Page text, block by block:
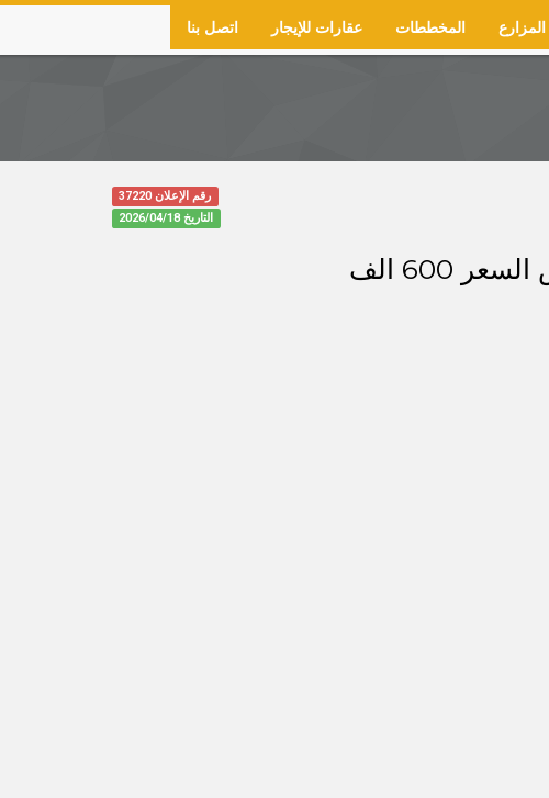
اتصل بنا عقارات للإيجار المخططات المزارع
رقم الإعلان 37220
التاريخ 2026/04/18